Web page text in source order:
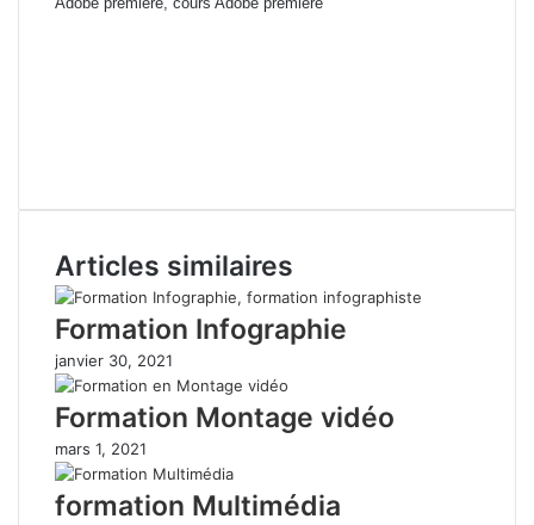
Articles similaires
Formation Infographie
janvier 30, 2021
Formation Montage vidéo
mars 1, 2021
formation Multimédia